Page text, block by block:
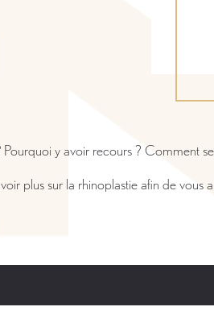
Pourquoi y avoir recours ? Comment
plus sur la rhinoplastie afin de vous